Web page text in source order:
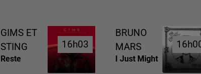
GIMS ET
STING
Reste
16h03
16h03
BRUNO
MARS
I Just Might